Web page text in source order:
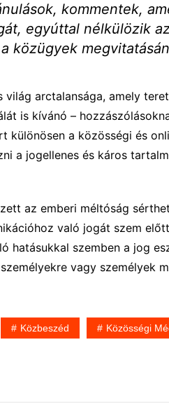
kommentek,
egyúttal nélkülözik
közügyek
arctalansága, amely
is kívánó –
különösen a közösségi és
a jogellenes és káros
az emberi méltóság
való jogát szem
hatásukkal szemben a jog
vagy személyek
Közbeszéd Közösségi